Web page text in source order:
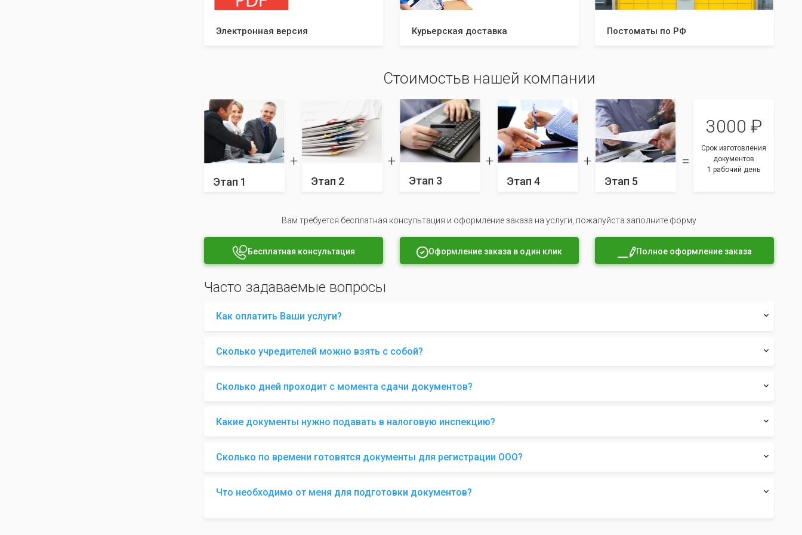
Электронная версия Курьерская доставка Постоматы по РФ
Стоимостьв нашей компании
Этап 1 Этап 2 Этап 3 Этап 4 Этап 5
3000 ₽
Срок изготовления
документов
1 рабочий день
Вам требуется бесплатная консультация и оформление заказа на услуги, пожалуйста заполните форму
Бесплатная консультация Оформление заказа в один клик Полное оформление заказа
Часто задаваемые вопросы
Как оплатить Ваши услуги?
Сколько учредителей можно взять с собой?
Сколько дней проходит с момента сдачи документов?
Какие документы нужно подавать в налоговую инспекцию?
Сколько по времени готовятся документы для регистрации ООО?
Что необходимо от меня для подготовки документов?